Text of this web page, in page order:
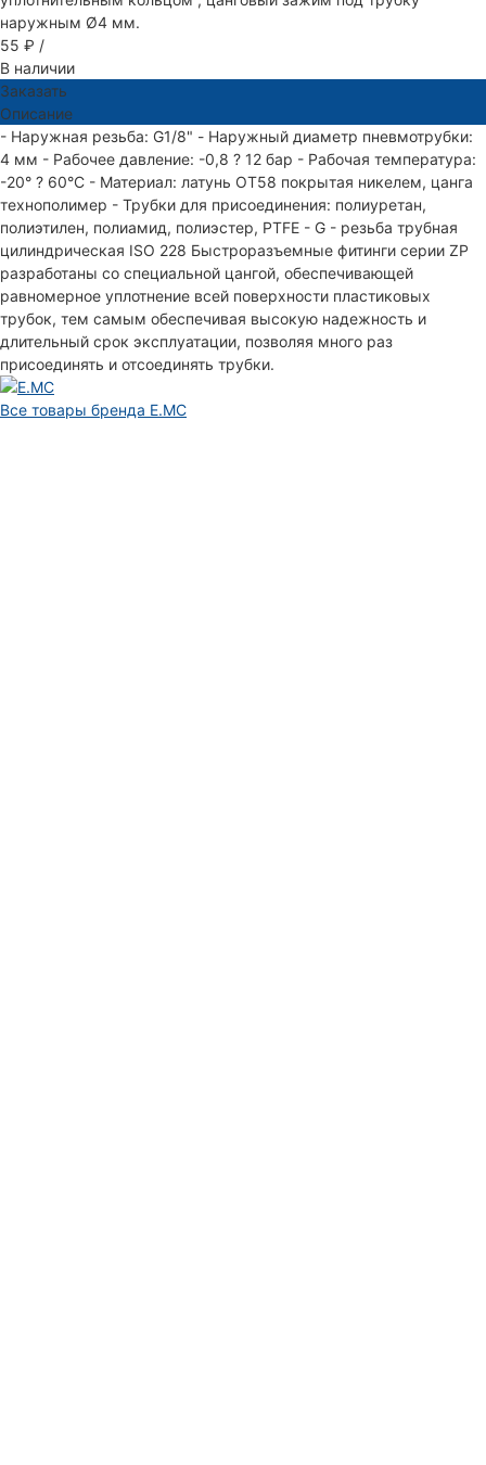
наружным Ø4 мм.
55 ₽ /
В наличии
Заказать
Описание
- Наружная резьба: G1/8" - Наружный диаметр пневмотрубки:
4 мм - Рабочее давление: -0,8 ? 12 бар - Рабочая температура:
-20° ? 60°С - Материал: латунь ОТ58 покрытая никелем, цанга
технополимер - Трубки для присоединения: полиуретан,
полиэтилен, полиамид, полиэстер, PTFE - G - резьба трубная
цилиндрическая ISO 228 Быстроразъемные фитинги серии ZP
разработаны со специальной цангой, обеспечивающей
равномерное уплотнение всей поверхности пластиковых
трубок, тем самым обеспечивая высокую надежность и
длительный срок эксплуатации, позволяя много раз
присоединять и отсоединять трубки.
Все товары бренда E.MC